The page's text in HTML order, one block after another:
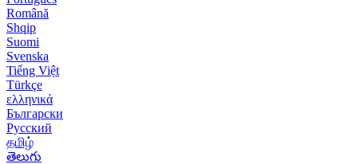
Română
Shqip
Suomi
Svenska
Tiếng Việt
Türkçe
ελληνικά
Български
Русский
தமிழ்
తెలుగు